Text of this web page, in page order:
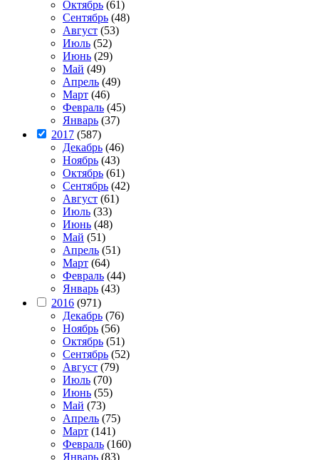
Октябрь (61)
Сентябрь (48)
Август (53)
Июль (52)
Июнь (29)
Май (49)
Апрель (49)
Март (46)
Февраль (45)
Январь (37)
2017 (587)
Декабрь (46)
Ноябрь (43)
Октябрь (61)
Сентябрь (42)
Август (61)
Июль (33)
Июнь (48)
Май (51)
Апрель (51)
Март (64)
Февраль (44)
Январь (43)
2016 (971)
Декабрь (76)
Ноябрь (56)
Октябрь (51)
Сентябрь (52)
Август (79)
Июль (70)
Июнь (55)
Май (73)
Апрель (75)
Март (141)
Февраль (160)
Январь (83)